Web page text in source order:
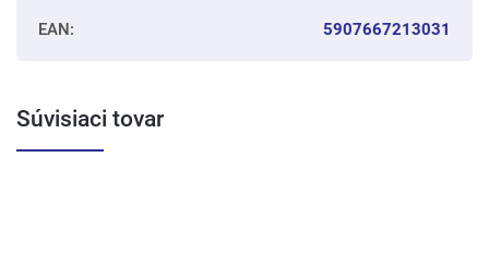
EAN: 5907667213031
Súvisiaci tovar